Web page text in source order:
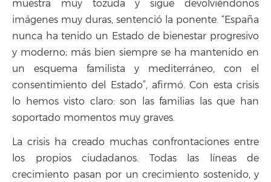
muestra muy tozuda y sigue devolviéndonos
imágenes muy duras, sentenció la ponente. “España
nunca ha tenido un Estado de bienestar progresivo
y moderno; más bien siempre se ha mantenido en
un esquema familista y mediterráneo, con el
consentimiento del Estado”, afirmó. Con esta crisis
lo hemos visto claro: son las familias las que han
soportado momentos muy graves.
La crisis ha creado muchas confrontaciones entre
los propios ciudadanos. Todas las líneas de
crecimiento pasan por un crecimiento sostenido, y